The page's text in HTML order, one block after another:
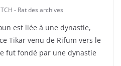
- Rat des archives
est liée à une dynastie,
Tikar venu de Rifum vers le
fut fondé par une dynastie